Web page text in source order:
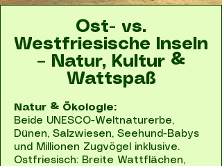
Ost- vs.
Westfriesische Inseln
– Natur, Kultur &
Wattspaß
Natur & Ökologie:
Beide UNESCO-Weltnaturerbe,
Dünen, Salzwiesen, Seehund-Babys
und Millionen Zugvögel inklusive.
Ostfriesisch: Breite Wattflächen,